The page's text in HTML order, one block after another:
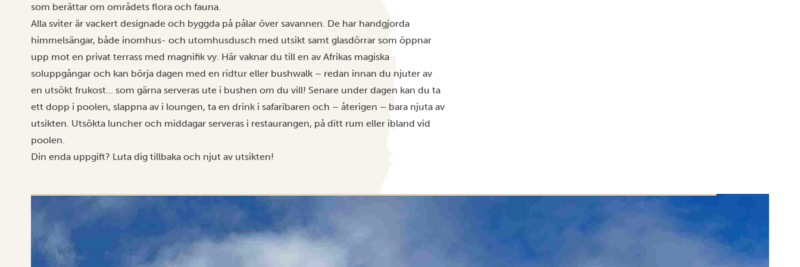
som berättar om områdets flora och fauna.
Alla sviter är vackert designade och byggda på pålar över savannen. De har handgjorda
himmelsängar, både inomhus- och utomhusdusch med utsikt samt glasdörrar som öppnar
upp mot en privat terrass med magnifik vy. Här vaknar du till en av Afrikas magiska
soluppgångar och kan börja dagen med en ridtur eller bushwalk – redan innan du njuter av
en utsökt frukost… som gärna serveras ute i bushen om du vill! Senare under dagen kan du ta
ett dopp i poolen, slappna av i loungen, ta en drink i safaribaren och – återigen – bara njuta av
utsikten. Utsökta luncher och middagar serveras i restaurangen, på ditt rum eller ibland vid
poolen.
Din enda uppgift? Luta dig tillbaka och njut av utsikten!